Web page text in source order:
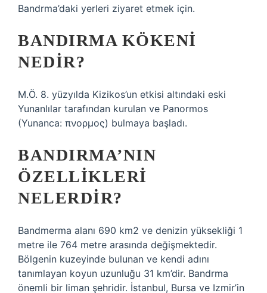
Bandrma’daki yerleri ziyaret etmek için.
BANDIRMA KÖKENI
NEDIR?
M.Ö. 8. yüzyılda Kizikos’un etkisi altındaki eski
Yunanlılar tarafından kurulan ve Panormos
(Yunanca: πνορμος) bulmaya başladı.
BANDIRMA’NIN
ÖZELLIKLERI
NELERDIR?
Bandmerma alanı 690 km2 ve denizin yüksekliği 1
metre ile 764 metre arasında değişmektedir.
Bölgenin kuzeyinde bulunan ve kendi adını
tanımlayan koyun uzunluğu 31 km’dir. Bandrma
önemli bir liman şehridir. İstanbul, Bursa ve Izmir’in